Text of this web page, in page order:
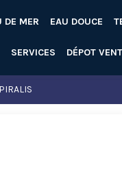
DE MER EAU DOUCE
SERVICES DÉPOT